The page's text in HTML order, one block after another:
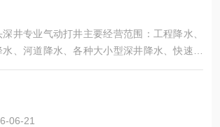
井专业气动打井主要经营范围：工程降水、
、河道降水、各种大小型深井降水、快速钻
、集团、深井用水、岩石井、水利、洗浴中
梁打桩、各种大小工地桩基等，以及地源热泵
、家庭、林业、水利、洗浴中心、快速钻井
06-21